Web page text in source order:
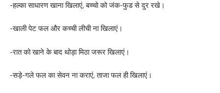
-हल्का साधारण खाना खिलाएं, बच्चो को जंक-फुड से दुर रखे।
-खाली पेट फल और कच्ची लीची ना खिलाएं।
-रात को खाने के बाद थोड़ा मिठा जरूर खिलाएं।
-सड़े-गले फल का सेवन ना कराएं, ताजा फल ही खिलाएं।